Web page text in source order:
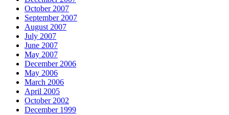
October 2007
September 2007
August 2007
July 2007
June 2007
May 2007
December 2006
May 2006
March 2006
April 2005
October 2002
December 1999